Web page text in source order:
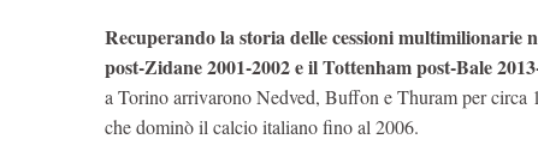
Recuperando la storia delle cessioni multimilionarie
post-Zidane 2001-2002 e il Tottenham post-Bale
a Torino arrivarono Nedved, Buffon e Thuram per
che dominò il calcio italiano fino al 2006.